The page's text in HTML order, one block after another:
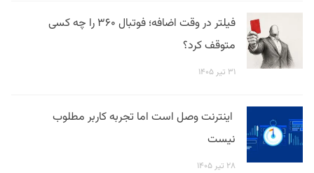
فیلتر در وقت اضافه؛ فوتبال ۳۶۰ را چه کسی
متوقف کرد؟
۳۱ تیر ۱۴۰۵
اینترنت وصل است اما تجربه کاربر مطلوب
نیست
۲۸ تیر ۱۴۰۵